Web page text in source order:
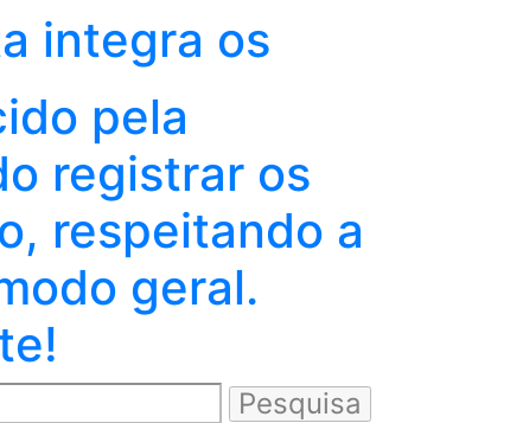
integra os
pela
registrar os
respeitando a
geral.